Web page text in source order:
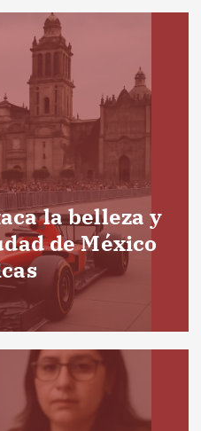
la belleza y
de México